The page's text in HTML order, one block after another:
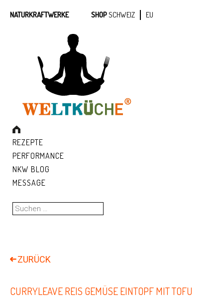
NATURKRAFTWERKE SHOPSCHWEIZ EU
REZEPTE
PERFORMANCE
NKW BLOG
MESSAGE
Suchen
nach:
CURRYLEAVE REIS GEMÜSE EINTOPF MIT TOFU